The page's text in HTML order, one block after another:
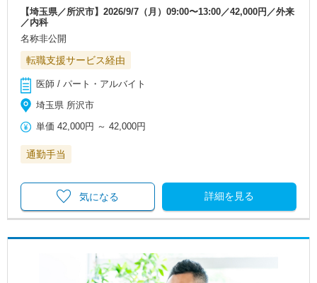
【埼玉県／所沢市】2026/9/7（月）09:00〜13:00／42,000円／外来
／内科
名称非公開
転職支援サービス経由
医師 / パート・アルバイト
埼玉県 所沢市
単価 42,000円 ～42,000円
通勤手当
詳細を見る
気になる